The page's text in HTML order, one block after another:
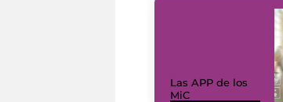
Las APP de los
MiC